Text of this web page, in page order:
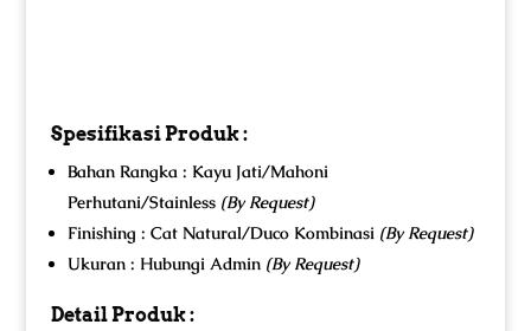
Spesifikasi Produk :
Bahan Rangka : Kayu Jati/Mahoni
Perhutani/Stainless (By Request)
Finishing : Cat Natural/Duco Kombinasi (By Request)
Ukuran : Hubungi Admin (By Request)
Detail Produk :